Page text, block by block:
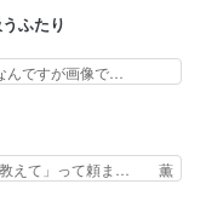
れ… 鏡の両親がモンス
… 胸が苦しくなるほど
ッターが外れ… 今回は
ギャグアニ… あとアイ
当に最高… まー、今回
どこま… 達郎のオチに
」… あんな事こんな事
… 妹ネコちゃんのバー
ふたり
なんですが画像で…
ふっかけて嗅ぎ… あい
んが同一人物… 今さら
てるね。首… 佐々木と
が漂って… 佐々木さん
教えて」って頼ま… 薫